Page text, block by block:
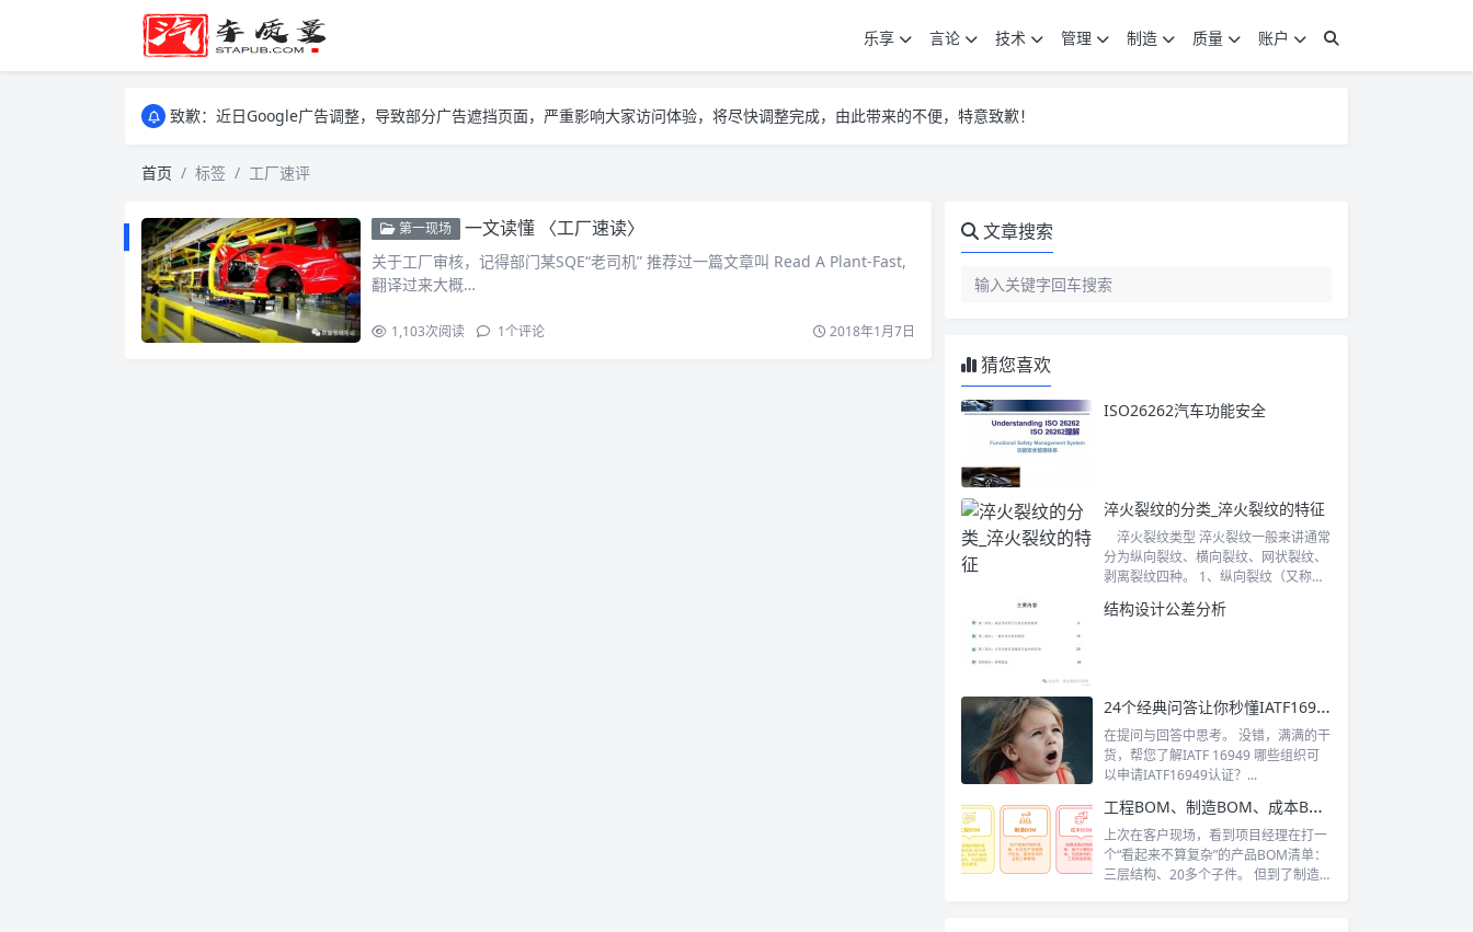
乐享 言论 技术 管理 制造 质量
账户
致歉：近日Google广告调整，导致部分广告遮挡页面，严重影响大家访问体验，将尽快调整完成，由此带来的不便，特意致歉！
致歉：近日Google广告调整，导致部分广告遮挡页面，严重影响大家访问体验，将尽快调整完成，由此带来的不便，特意致歉！
首页 标签 工厂速评
第一现场 一文读懂 〈工厂速读〉
关于工厂审核，记得部门某SQE“老司机” 推荐过一篇文章叫 Read A Plant-Fast,
翻译过来大概…
1,103次阅读 1个评论 2018年1月7日
文章搜索
猜您喜欢
ISO26262汽车功能安全
淬火裂纹的分类_淬火裂纹的特征
淬火裂纹类型 淬火裂纹一般来讲通常
分为纵向裂纹、横向裂纹、网状裂纹、
剥离裂纹四种。 1、纵向裂纹（又称轴
结构设计公差分析
24个经典问答让你秒懂IATF16949
在提问与回答中思考。 没错，满满的干
货，帮您了解IATF 16949 哪些组织可
以申请IATF16949认证？...
工程BOM、制造BOM、成本BOM，到底有什么区别？一文讲透三种常见BOM用法
上次在客户现场，看到项目经理在打一
个“看起来不算复杂”的产品BOM清单：
三层结构、20多个子件。 但到了制造